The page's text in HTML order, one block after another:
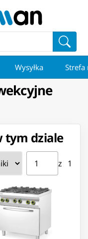
Wysyłka Strefa
tym dziale
Strona ⁨1⁩ z ⁨1⁩
z ⁨1⁩
Przejdź do strony